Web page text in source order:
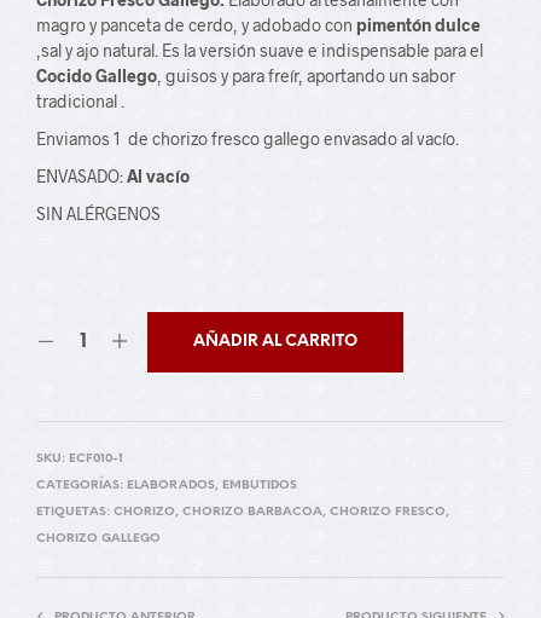
magro y panceta de cerdo, y adobado con pimentón dulce
,sal y ajo natural. Es la versión suave e indispensable para el
Cocido Gallego , guisos y para freír, aportando un sabor
tradicional .
Enviamos 1 de chorizo fresco gallego envasado al vacío.
ENVASADO:Al vacío
SIN ALÉRGENOS
AÑADIR AL CARRITO
SKU: ECF010-1
CATEGORÍAS: ELABORADOS, EMBUTIDOS
ETIQUETAS: CHORIZO, CHORIZO BARBACOA, CHORIZO FRESCO,
CHORIZO GALLEGO